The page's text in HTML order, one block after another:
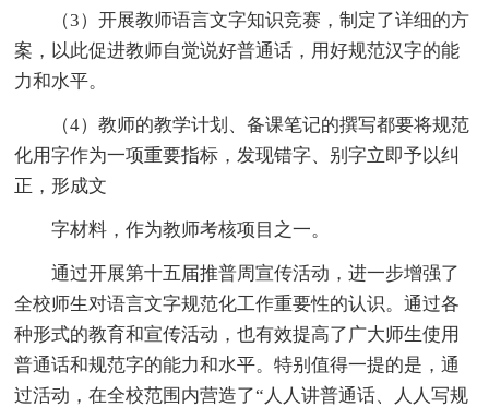
（3）开展教师语言文字知识竞赛，制定了详细的方
案，以此促进教师自觉说好普通话，用好规范汉字的能
力和水平。
（4）教师的教学计划、备课笔记的撰写都要将规范
化用字作为一项重要指标，发现错字、别字立即予以纠
正，形成文
字材料，作为教师考核项目之一。
通过开展第十五届推普周宣传活动，进一步增强了
全校师生对语言文字规范化工作重要性的认识。通过各
种形式的教育和宣传活动，也有效提高了广大师生使用
普通话和规范字的能力和水平。特别值得一提的是，通
过活动，在全校范围内营造了“人人讲普通话、人人写规